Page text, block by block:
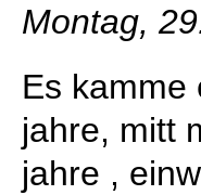
Montag,
Es kamme
jahre, mitt
jahre ,